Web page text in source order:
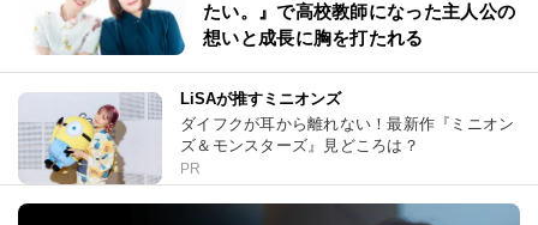
たい。』で高校教師になった主人公の
想いと成長に胸を打たれる
LiSAが推すミニオンズ
ダイフクが耳から離れない！最新作『ミニオン
ズ＆モンスターズ』見どころは？
PR